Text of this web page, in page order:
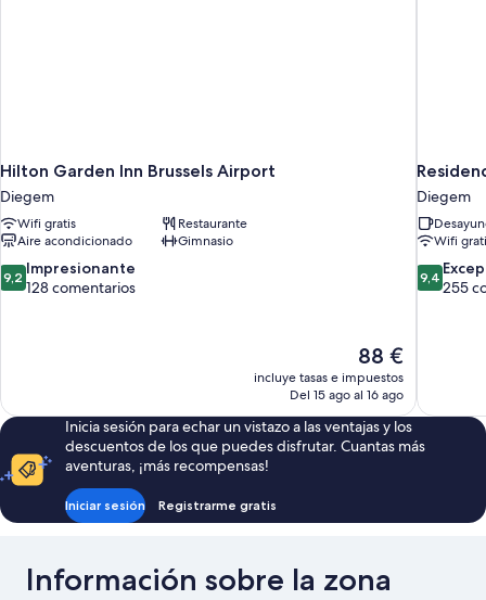
Hilton Garden Inn Brussels Airport
Diegem
Wifi gratis
Restaurante
Aire acondicionado
Gimnasio
9.2
sobre
9,2 Impresionante
128 comentarios
El
precio
actual
de
88 €
88 €
incluye tasas e impuestos
Del 15 ago al 16 ago
Diegem
Wifi
9.4
sobre
9,4
255
Inicia sesión para echar un vistazo a las ventajas y los
descuentos de los que puedes disfrutar. Cuantas más
aventuras, ¡más recompensas!
Iniciar sesión Registrarme gratis
Información sobre la zona